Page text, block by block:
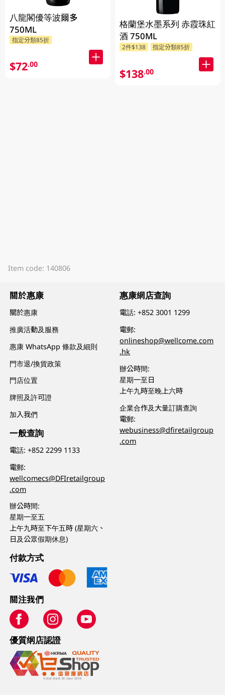
八龍閣優等波爾多
750ML
指定分類85折
$72.00
格蘭堡水墨系列 赤霞珠紅
酒 750ML
2件$138 指定分類85折
$138.00
Item code: 140806
關於惠康
關於惠康
推廣活動及服務
惠康 WhatsApp 條款及細則
門市退/換貨政策
門店位置
牌照及許可證
加入我們
一般查詢
電話:+852 2299 1133
電郵:
wellcomecs@DFIretailgroup
.com
辦公時間:
星期一至五
上午九時至下午五時 (星期六、
日及公眾假期休息)
惠康網店查詢
電話:+852 3001 1299
電郵:
onlineshop@wellcome.com
.hk
辦公時間:
星期一至日
上午九時至晚上六時
企業合作及大量訂購查詢
電郵:
webusiness@dfiretailgroup
.com
付款方式
關注我們
優質纲店認證